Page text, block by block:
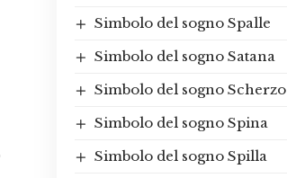
Simbolo del sogno Spalle
Simbolo del sogno Satana
Simbolo del sogno Scherzo
Simbolo del sogno Spina
Simbolo del sogno Spilla